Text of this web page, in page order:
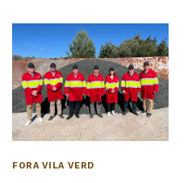
FORA VILA VERD